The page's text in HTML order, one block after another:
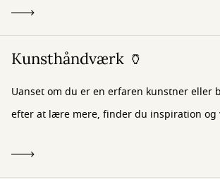
Kunsthåndværk 🏺
Uanset om du er en erfaren kunstner eller
efter at lære mere, finder du inspiration og